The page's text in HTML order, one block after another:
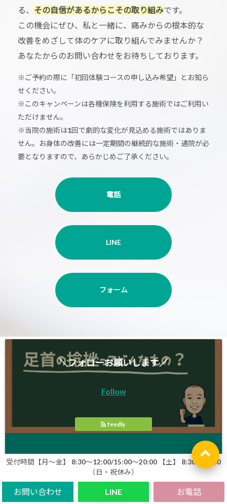
受付時間【月〜金】 8:30～12:00/15:00〜20:00 【土】 8:30〜13:00
（日・祝休み）
お問い合わせ LINE
る、
その自信があるからこその取り組みです。
この機会にぜひ、私と一緒に、痛みからの根本的な
改善をめざして体のケアに取り組んでみませんか？
あなたからのお問い合わせをお待ちしております。
※ご予約の際に「初回体験コースの申し込み希望」とお知ら
せください。
※このキャンペーンは各種保険を利用する施術ではご利用い
ただけません。
※当院の施術は1回で劇的な変化が見込める施術ではありま
せん。お身体の改善には一定期間の継続的な施術・通院が必
要となりますので、あらかじめご了承ください。
電話
LINE
フォーム
＼フォローお願いします／
Follow
feedly